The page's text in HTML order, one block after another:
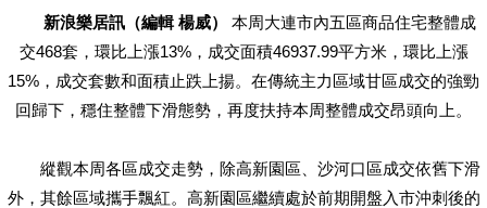
新浪樂居訊（編輯 楊威）
本周大連市內五區商品住宅整體成
交468套，環比上漲13%，成交面積46937.99平方米，環比上漲
15%，成交套數和面積止跌上揚。在傳統主力區域甘區成交的強勁
回歸下，穩住整體下滑態勢，再度扶持本周整體成交昂頭向上。
縱觀本周各區成交走勢，除高新園區、沙河口區成交依舊下滑
外，其餘區域攜手飄紅。高新園區繼續處於前期開盤入市沖刺後的